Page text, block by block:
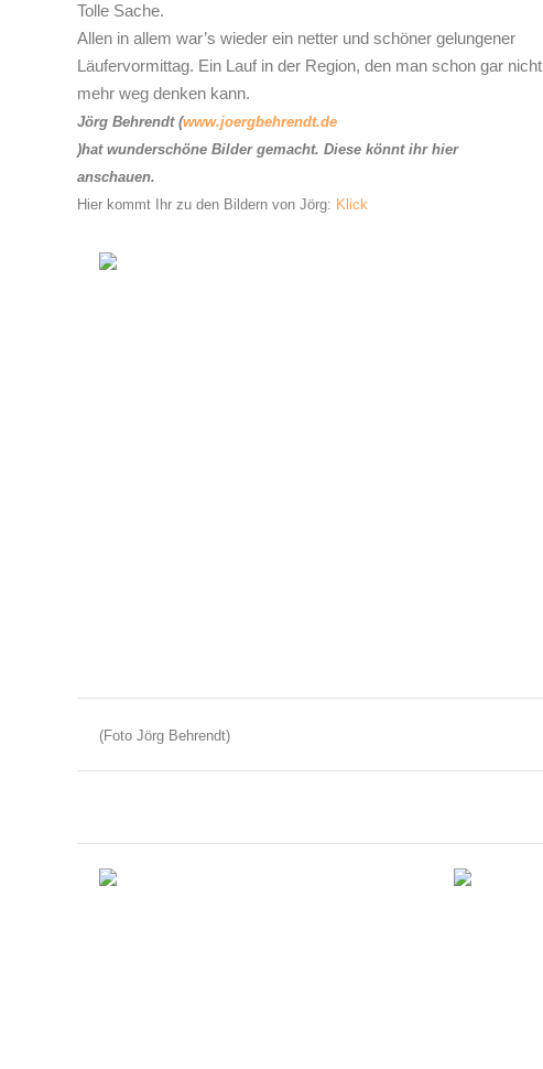
Tolle Sache.
Allen in allem war’s wieder ein netter und schöner gelungener
Läufervormittag. Ein Lauf in der Region, den man schon gar nicht
mehr weg denken kann.
Jörg Behrendt (www.joergbehrendt.de
)hat wunderschöne Bilder gemacht. Diese könnt ihr hier
anschauen.
Hier kommt Ihr zu den Bildern von Jörg: Klick
(Foto Jörg Behrendt)